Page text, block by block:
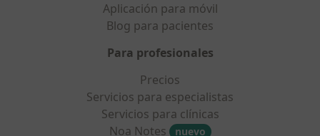
Aplicación para móvil
Blog para pacientes
Para profesionales
Precios
Servicios para especialistas
Servicios para clínicas
Noa Notes
nuevo